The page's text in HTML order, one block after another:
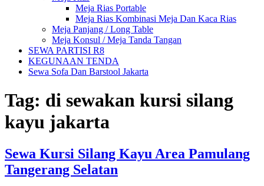
Meja Rias Portable
Meja Rias Kombinasi Meja Dan Kaca Rias
Meja Panjang / Long Table
Meja Konsul / Meja Tanda Tangan
SEWA PARTISI R8
KEGUNAAN TENDA
Sewa Sofa Dan Barstool Jakarta
Tag: di sewakan kursi silang
kayu jakarta
Sewa Kursi Silang Kayu Area Pamulang
Tangerang Selatan